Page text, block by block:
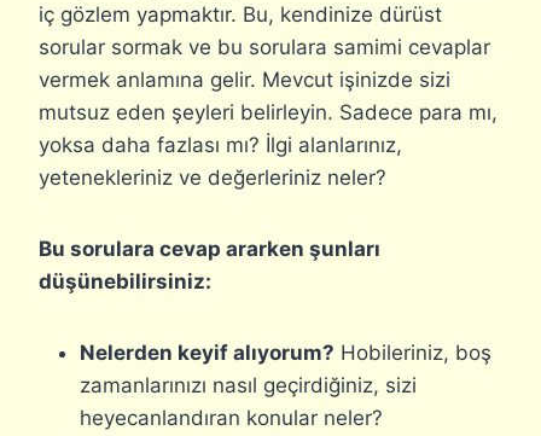
iç gözlem yapmaktır. Bu, kendinize dürüst
sorular sormak ve bu sorulara samimi cevaplar
vermek anlamına gelir. Mevcut işinizde sizi
mutsuz eden şeyleri belirleyin. Sadece para mı,
yoksa daha fazlası mı? İlgi alanlarınız,
yetenekleriniz ve değerleriniz neler?
Bu sorulara cevap ararken şunları
düşünebilirsiniz:
Nelerden keyif alıyorum? Hobileriniz, boş
zamanlarınızı nasıl geçirdiğiniz, sizi
heyecanlandıran konular neler?